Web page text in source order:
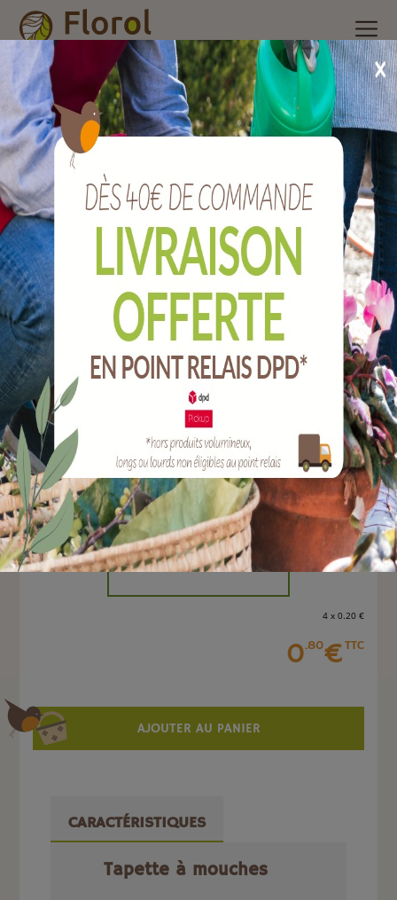
Accueil Nos produits /Insecticide ménager, raticides et
piégeage
Mouches/Tapette à mouches
Tapette à mouches
Ref :
EQ-PIE-03142
EAN :3308086200251
Marque :
ARMOSA PROTECTA
Quantité :
Unité
-
4 x 0.20€
0.80€TTC
AJOUTER AU PANIER
CARACTÉRISTIQUES
Tapette à mouches